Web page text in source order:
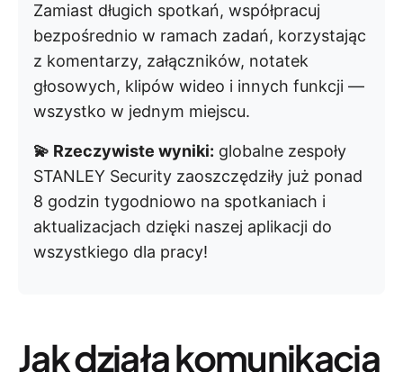
Zamiast długich spotkań, współpracuj
bezpośrednio w ramach zadań, korzystając
z komentarzy, załączników, notatek
głosowych, klipów wideo i innych funkcji —
wszystko w jednym miejscu.
💫 Rzeczywiste wyniki: globalne zespoły
STANLEY Security zaoszczędziły już ponad
8 godzin tygodniowo na spotkaniach i
aktualizacjach dzięki naszej aplikacji do
wszystkiego dla pracy!
Jak działa komunikacja